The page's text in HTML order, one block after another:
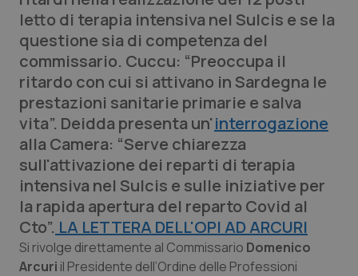
Edizioni Regionali
QS Pro
Professionisti Sanitari.AI
Abruzzo
Basilicata
Calabria
Campania
QS Pro Gold
Artrite & artrosi
Asma & BPCO
Car-T
QS Club Newsletter
letto di terapia intensiva nel Sulcis e se la
questione sia di competenza del
commissario. Cuccu: “Preoccupa il
ritardo con cui si attivano in Sardegna le
prestazioni sanitarie primarie e salva
vita”. Deidda presenta un'interrogazione
alla Camera: “Serve chiarezza
sull'attivazione dei reparti di terapia
intensiva nel Sulcis e sulle iniziative per
la rapida apertura del reparto Covid al
Cto”. LA LETTERA DELL'OPI AD ARCURI
Si rivolge direttamente al Commissario Domenico
Arcuri il Presidente dell’Ordine delle Professioni